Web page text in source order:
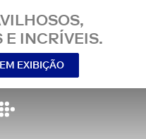
E INCRÍVEIS.
EXIBIÇÃO